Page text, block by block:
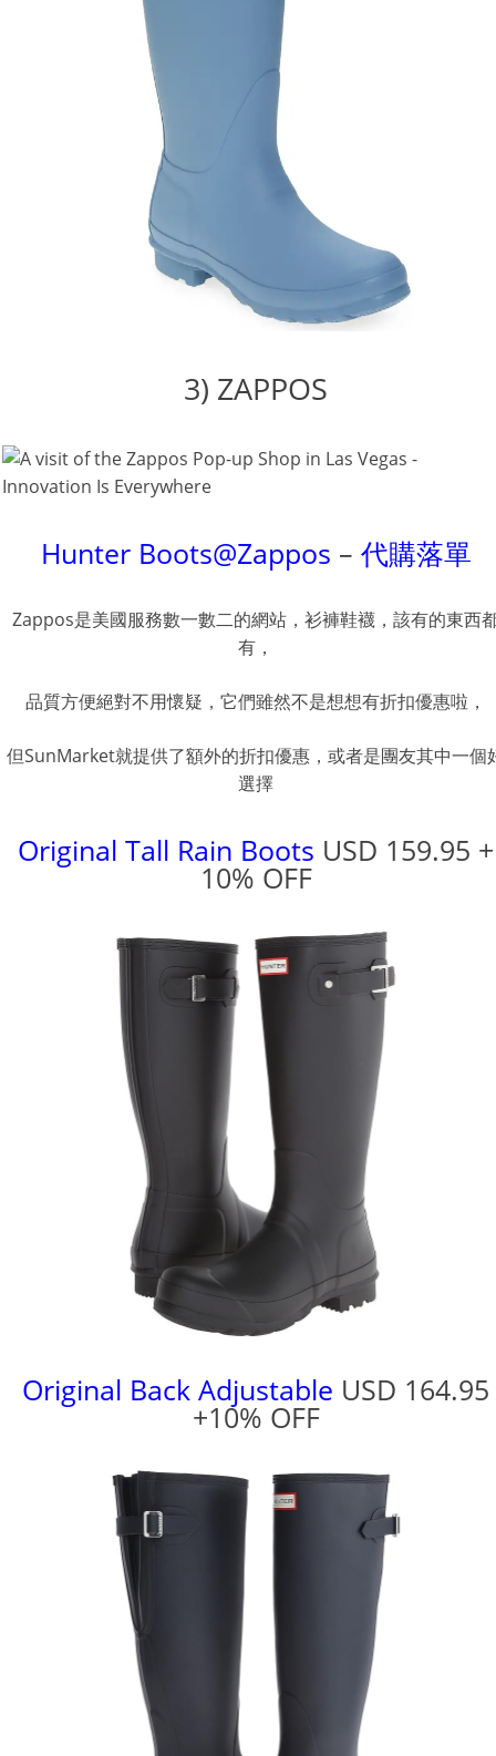
3) ZAPPOS
Hunter Boots@Zappos – 代購落單
Zappos是美國服務數一數二的網站，衫褲鞋襪，該有的東西
有，
品質方便絕對不用懷疑，它們雖然不是想想有折扣優惠啦，
但SunMarket就提供了額外的折扣優惠，或者是團友其中一個
選擇
Original Tall Rain Boots USD 159.95 +
10% OFF
Original Back Adjustable USD 164.95
+10% OFF